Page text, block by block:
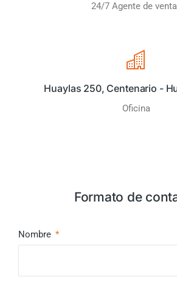
24/7 Agente de
Huaylas 250, Centenario -
Oficina
Formato de
Nombre